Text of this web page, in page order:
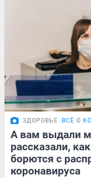
ЗДОРОВЬЕ ВСЁ О
А вам выдали
рассказали,
борются с
коронавируса